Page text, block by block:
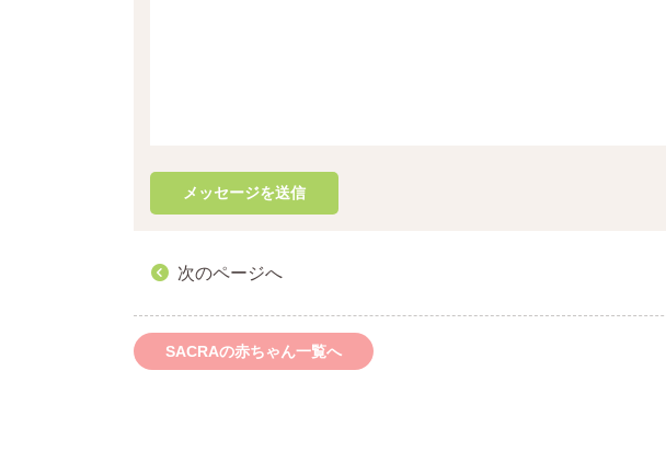
次のページへ
SACRAの赤ちゃん一覧へ